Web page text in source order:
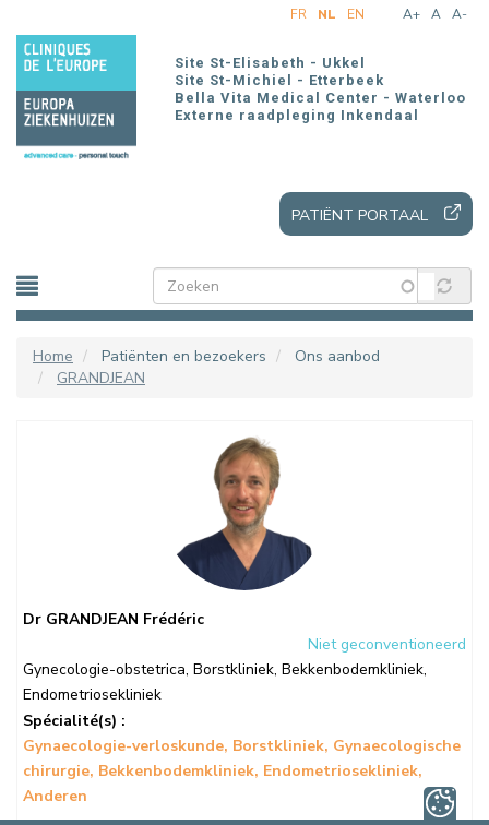
en
naar
inhoud
gaan
A+ A A-
FR NL EN
Site St-Elisabeth - Ukkel
Site St-Michiel - Etterbeek
Bella Vita Medical Center - Waterloo
Externe raadpleging Inkendaal
PATIËNT PORTAAL
Home Patiënten en bezoekers
Ons aanbod
GRANDJEAN
Dr GRANDJEAN Frédéric
Niet geconventioneerd
Gynecologie-obstetrica, Borstkliniek, Bekkenbodemkliniek,
Endometriosekliniek
Spécialité(s) :
Gynaecologie-verloskunde Borstkliniek Gynaecologische
chirurgie Bekkenbodemkliniek Endometriosekliniek
Anderen